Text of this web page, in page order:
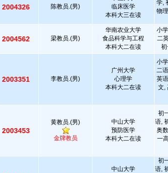
2004326 陈教员.(男)
临床医学
本科大三在读
学,
物
2004562 梁教员.(男)
华南农业大学
食品科学与工程
本科大二在读
小
二
初
2003351 李教员.(男)
广州大学
心理学
本科大二在读
小
二
英
文,
2003453
黄教员.(男)
金牌教员
中山大学
预防医学
本科大二在读
初
语,
奥
一
中山大学
初
语,